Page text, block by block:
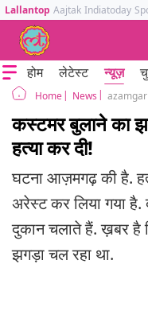
Lallantop Aajtak Indiatoday
होम लेटेस्ट न्यूज़
Home News
कस्टमर बुलाने का
हत्या कर दी!
घटना आज़मगढ़ की है.
अरेस्ट कर लिया गया है.
दुकान चलाते हैं. ख़बर है
झगड़ा चल रहा था.